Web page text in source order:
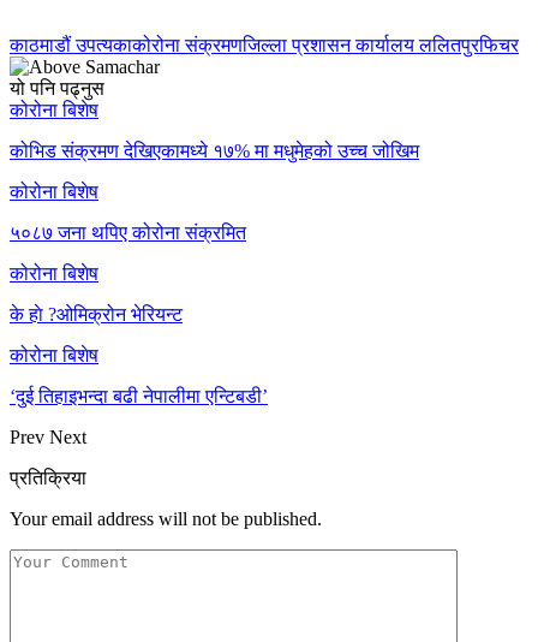
काठमाडौं उपत्यकाकोरोना संक्रमणजिल्ला प्रशासन कार्यालय ललितपुरफिचर
यो पनि पढ्नुस
कोरोना बिशेष
कोभिड संक्रमण देखिएकामध्ये १७% मा मधुमेहको उच्च जोखिम
कोरोना बिशेष
५०८७ जना थपिए कोरोना संक्रमित
कोरोना बिशेष
के हाे ?ओमिक्रोन भेरियन्ट
कोरोना बिशेष
‘दुई तिहाइभन्दा बढी नेपालीमा एन्टिबडी’
Prev Next
प्रतिक्रिया
Your email address will not be published.